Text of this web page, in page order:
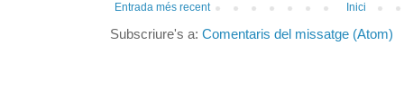
Entrada més recent Inici
Subscriure's a: Comentaris del missatge (Atom)